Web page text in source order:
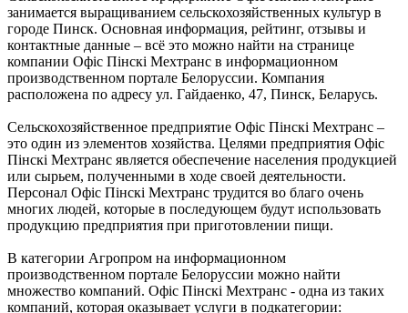
занимается выращиванием сельскохозяйственных культур в
городе Пинск. Основная информация, рейтинг, отзывы и
контактные данные – всё это можно найти на странице
компании Офіс Пінскі Мехтранс в информационном
производственном портале Белоруссии. Компания
расположена по адресу ул. Гайдаенко, 47, Пинск, Беларусь.
Сельскохозяйственное предприятие Офіс Пінскі Мехтранс –
это один из элементов хозяйства. Целями предприятия Офіс
Пінскі Мехтранс является обеспечение населения продукцией
или сырьем, полученными в ходе своей деятельности.
Персонал Офіс Пінскі Мехтранс трудится во благо очень
многих людей, которые в последующем будут использовать
продукцию предприятия при приготовлении пищи.
В категории Агропром на информационном
производственном портале Белоруссии можно найти
множество компаний. Офіс Пінскі Мехтранс - одна из таких
компаний, которая оказывает услуги в подкатегории: